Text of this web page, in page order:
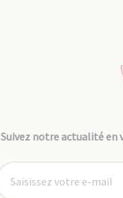
Suivez notre actualité